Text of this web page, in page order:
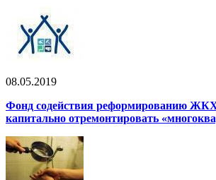
08.05.2019
Фонд содействия реформированию
капитально отремонтировать